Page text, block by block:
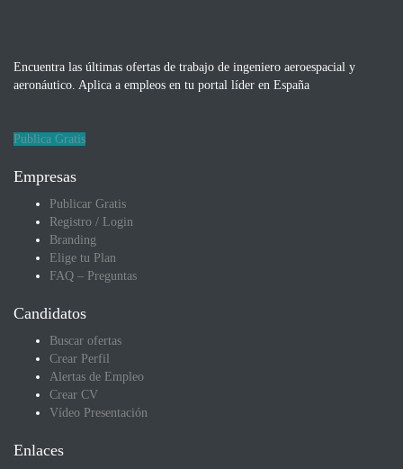
Encuentra las últimas ofertas de trabajo de ingeniero aeroespacial y
aeronáutico. Aplica a empleos en tu portal líder en España
Publica Gratis
Empresas
Publicar Gratis
Registro / Login
Branding
Elige tu Plan
FAQ – Preguntas
Candidatos
Buscar ofertas
Crear Perfil
Alertas de Empleo
Crear CV
Vídeo Presentación
Enlaces